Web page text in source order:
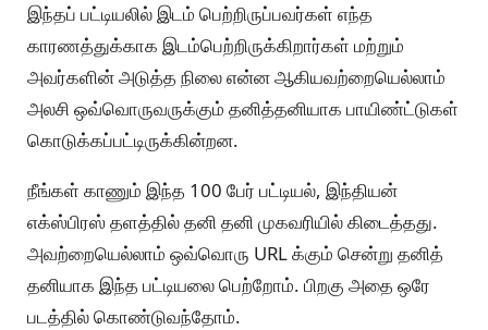
இந்தப் பட்டியலில் இடம் பெற்றிருப்பவர்கள் எந்த
காரணத்துக்காக இடம்பெற்றிருக்கிறார்கள் மற்றும்
அவர்களின் அடுத்த நிலை என்ன ஆகியவற்றையெல்லாம்
அலசி ஒவ்வொருவருக்கும் தனித்தனியாக பாயிண்ட்டுகள்
கொடுக்கப்பட்டிருக்கின்றன.
நீங்கள் காணும் இந்த 100 பேர் பட்டியல், இந்தியன்
எக்ஸ்பிரஸ் தளத்தில் தனி தனி முகவரியில் கிடைத்தது.
அவற்றையெல்லாம் ஒவ்வொரு URL க்கும் சென்று தனித்
தனியாக இந்த பட்டியலை பெற்றோம். பிறகு அதை ஒரே
படத்தில் கொண்டுவந்தோம்.